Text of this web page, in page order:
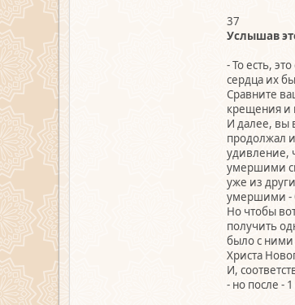
37
Услышав
- То есть,
сердца их
Сравните
крещения и
И далее, вы
продолжал
удивление,
умершими
уже из
умершими -
Но чтобы
получить
было с ними
Христа
И,
- но после -